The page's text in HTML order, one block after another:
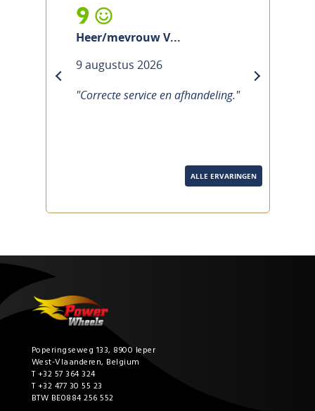
9
Heer/mevrouw V...
9 augustus 2026
"Correcte service en afhandeling."
next
ALLE ERVARINGEN
Poperingseweg 133, 8900 Ieper
West-Vlaanderen, Belgium
T +32 57 364 324
T +32 477 30 55 23
BTW BE0884 256 552